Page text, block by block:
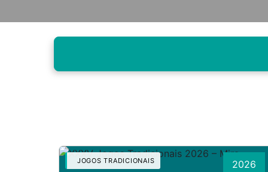
JOGOS TRADICIONAIS 2026